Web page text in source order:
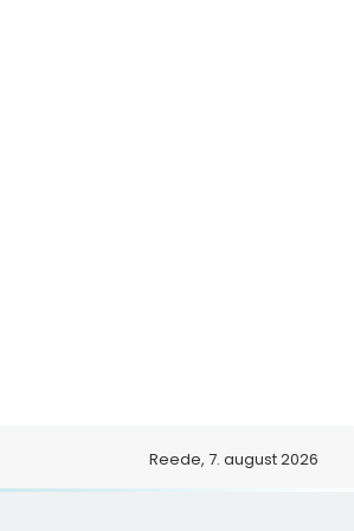
Reede, 7. august 2026